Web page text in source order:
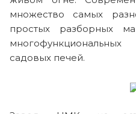
множество самых
простых разборных
садовых печей.